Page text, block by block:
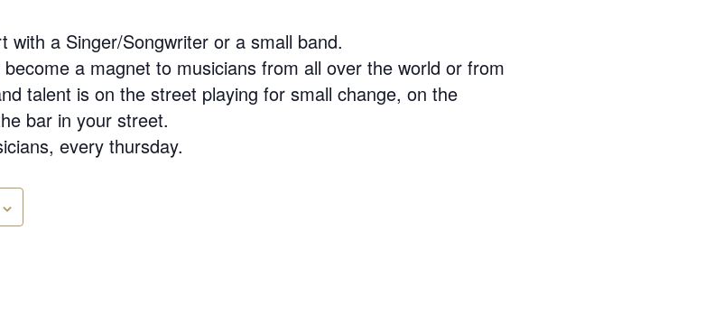
with a Singer/Songwriter or a small band.
become a magnet to musicians from all over the world or from
talent is on the street playing for small change, on the
bar in your street.
every thursday.